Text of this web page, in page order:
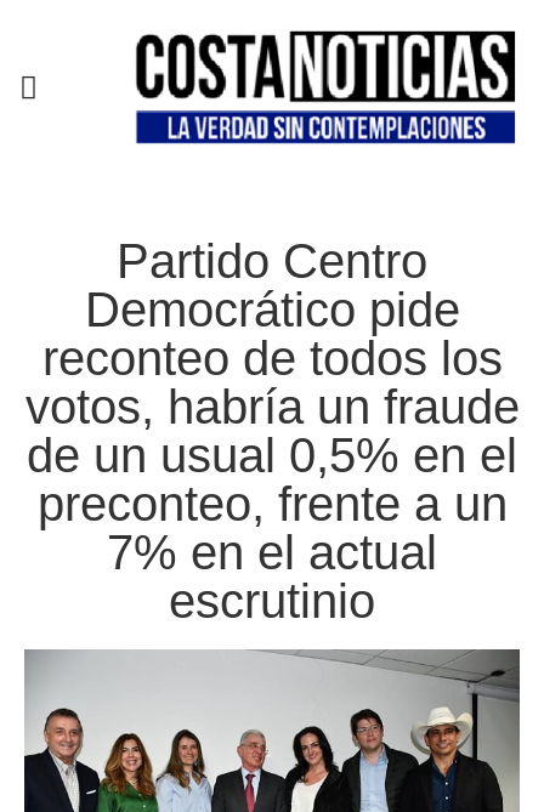
Partido Centro
Democrático pide
reconteo de todos los
votos, habría un fraude
de un usual 0,5% en el
preconteo, frente a un
7% en el actual
escrutinio